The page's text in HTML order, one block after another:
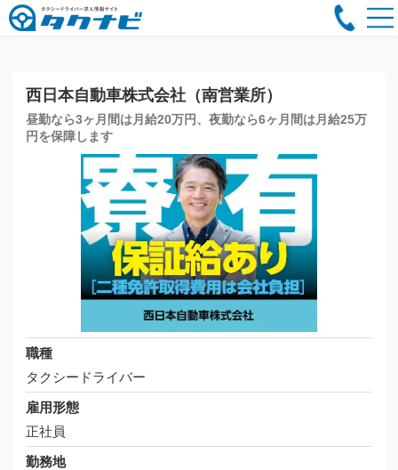
西日本自動車株式会社（南営業所）
昼勤なら3ヶ月間は月給20万円、夜勤なら6ヶ月間は月給25万
円を保障します
職種
タクシードライバー
雇用形態
正社員
勤務地